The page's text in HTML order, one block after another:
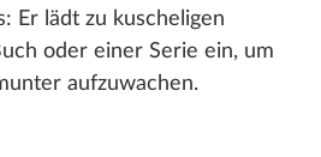
Er lädt zu kuscheligen
oder einer Serie ein, um
aufzuwachen.